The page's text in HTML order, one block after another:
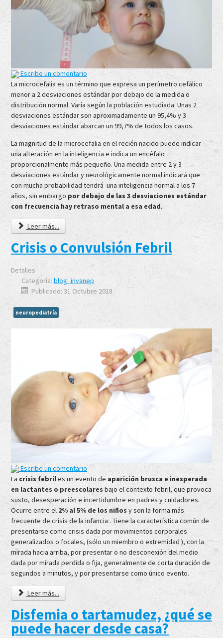
Escribe un comentario
La microcefalia es un término que expresa un perímetro cefálico
menor a 2 desviaciones estándar por debajo de la medida o
distribución normal. Varía según la población estudiada. Unas 2
desviaciones estándar son aproximadamente un 95,4% y 3
desviaciones estándar abarcan un 99,7% de todos los casos.
La magnitud de la microcefalia en el recién nacido puede indicar
una alteración en la inteligencia e indica un encéfalo
proporcionalmente más pequeño. Una medida entre 2 y 3
desviaciones estándar y neurológicamente normal indicará que
con mucha probabilidad tendrá una inteligencia normal a los 7
años, sin embargo por debajo de las 3 desviaciones estándar
con frecuencia hay retraso mental a esa edad.
Leer más...
Crisis o Convulsión Febril
Detalles
Categoría:blog_invanep
Publicado: 31 Octubre 2018
neuropediatría
Escribe un comentario
La crisis febriles un evento de aparición brusca e inesperada
en lactantes o preescolares bajo el contexto febril, que provoca
susto, desesperación e incertidumbre en padres y cuidadores.
Ocurre entre el 2% al 5% de los niños y son la forma más
frecuente de crisis de la infancia . Tiene la característica común de
presentarse como crisis dada por movimientos corporales
generalizados o focales, (sólo un miembro o extremidad ), con la
mirada hacia arriba, por presentar o no desconexión del medio
dada por mirada perdida o fija, generalmente de corta duración de
segundos a minutos, y por presentarse como único evento.
Leer más...
Disfemia o tartamudez, ¿qué se
puede hacer desde casa?